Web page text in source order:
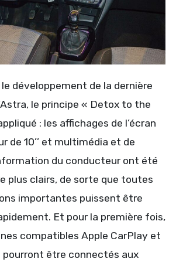
développement de la dernière
le principe « Detox to the
: les affichages de l’écran
de 10’’ et multimédia et de
du conducteur ont été
plus clairs, de sorte que toutes
importantes puissent être
Et pour la première fois,
compatibles Apple CarPlay et
pourront être connectés aux